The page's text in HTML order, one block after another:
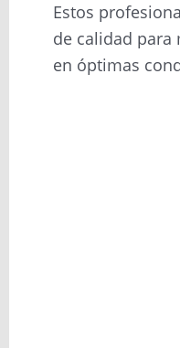
Estos
de calidad para
en óptimas